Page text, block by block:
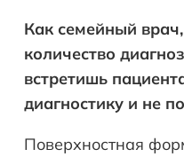
Как семейный
количество
встретишь
диагностику и не
Поверхностная